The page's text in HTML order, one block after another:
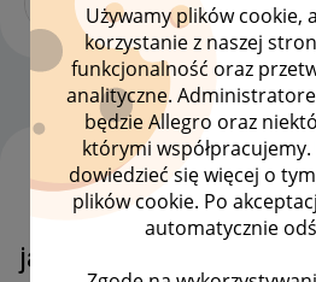
Używamy plików cookie,
korzystanie z naszej
funkcjonalność oraz
analityczne.
będzie Allegro oraz
którymi współpracujemy.
dowiedzieć się więcej o
plików cookie. Po
automatycznie
Zaawansowani sprzedawcy
jak zmienici język na